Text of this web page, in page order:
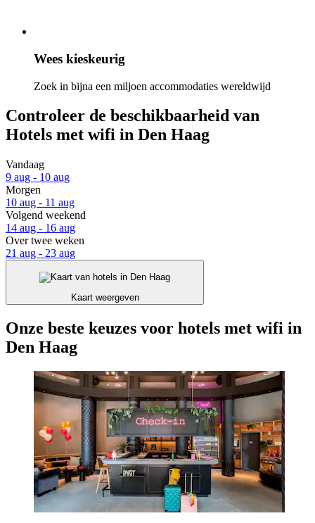
Wees kieskeurig
Zoek in bijna een miljoen accommodaties wereldwijd
Controleer de beschikbaarheid van
Hotels met wifi in Den Haag
Vandaag
9 aug - 10 aug
Morgen
10 aug - 11 aug
Volgend weekend
14 aug - 16 aug
Over twee weken
21 aug - 23 aug
Kaart weergeven
Onze beste keuzes voor hotels met wifi in
Den Haag